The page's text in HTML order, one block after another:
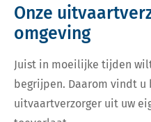
Onze
omgeving
Juist in moeilijke tijden
begrijpen. Daarom vindt u
uitvaartverzorger uit uw